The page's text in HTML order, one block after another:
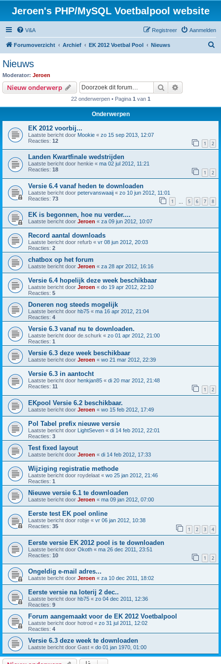
Jeroen's PHP/MySQL Voetbalpool website
V&A Aanmelden
Registreer
Forumoverzicht Archief EK 2012 Voetbal Pool Nieuws
Nieuws
Moderator: Jeroen
Nieuw onderwerp Zoek
22 onderwerpen • Pagina 1 van 1
Onderwerpen
EK 2012 voorbij...
Laatste bericht door Mookie « zo 15 sep 2013, 12:07
Reacties: 12 1 2
Landen Kwartfinale wedstrijden
Laatste bericht door henkie « ma 02 jul 2012, 11:21
Reacties: 18 1 2
Versie 6.4 vanaf heden te downloaden
Laatste bericht door petervanswaaij « zo 10 jun 2012, 11:01
Reacties: 73 1 5 6 7 8
EK is begonnen, hoe nu verder....
Laatste bericht door Jeroen « za 09 jun 2012, 10:07
Record aantal downloads
Laatste bericht door refurb « vr 08 jun 2012, 20:03
Reacties: 2
chatbox op het forum
Laatste bericht door Jeroen « za 28 apr 2012, 16:16
Versie 6.4 hopelijk deze week beschikbaar
Laatste bericht door Jeroen « do 19 apr 2012, 22:10
Reacties: 5
Doneren nog steeds mogelijk
Laatste bericht door hb75 « ma 16 apr 2012, 21:04
Reacties: 4
Versie 6.3 vanaf nu te downloaden.
Laatste bericht door de.schurk « zo 01 apr 2012, 21:00
Reacties: 1
Versie 6.3 deze week beschikbaar
Laatste bericht door Jeroen « wo 21 mar 2012, 22:39
Versie 6.3 in aantocht
Laatste bericht door henkjan85 « di 20 mar 2012, 21:48
Reacties: 11 1 2
EKpool Versie 6.2 beschikbaar.
Laatste bericht door Jeroen « wo 15 feb 2012, 17:49
Pol Tabel prefix nieuwe versie
Laatste bericht door LightSeven « di 14 feb 2012, 22:01
Reacties: 3
Test fixed layout
Laatste bericht door Jeroen « di 14 feb 2012, 17:33
Wijziging registratie methode
Laatste bericht door roydelaat « wo 25 jan 2012, 21:46
Reacties: 1
Nieuwe versie 6.1 te downloaden
Laatste bericht door Jeroen « ma 09 jan 2012, 07:00
Eerste test EK poel online
Laatste bericht door robje « vr 06 jan 2012, 10:38
Reacties: 35 1 2 3 4
Eerste versie EK 2012 pool is te downloaden
Laatste bericht door Okoth « ma 26 dec 2011, 23:51
Reacties: 10 1 2
Ongeldig e-mail adres...
Laatste bericht door Jeroen « za 10 dec 2011, 18:02
Eerste versie na loterij 2 dec..
Laatste bericht door hb75 « zo 04 dec 2011, 12:36
Reacties: 9
Forum aangemaakt voor de EK 2012 Voetbalpool
Laatste bericht door hotrod « zo 31 jul 2011, 12:02
Reacties: 4
Versie 6.3 deze week te downloaden
Laatste bericht door Gast « do 01 jan 1970, 01:00